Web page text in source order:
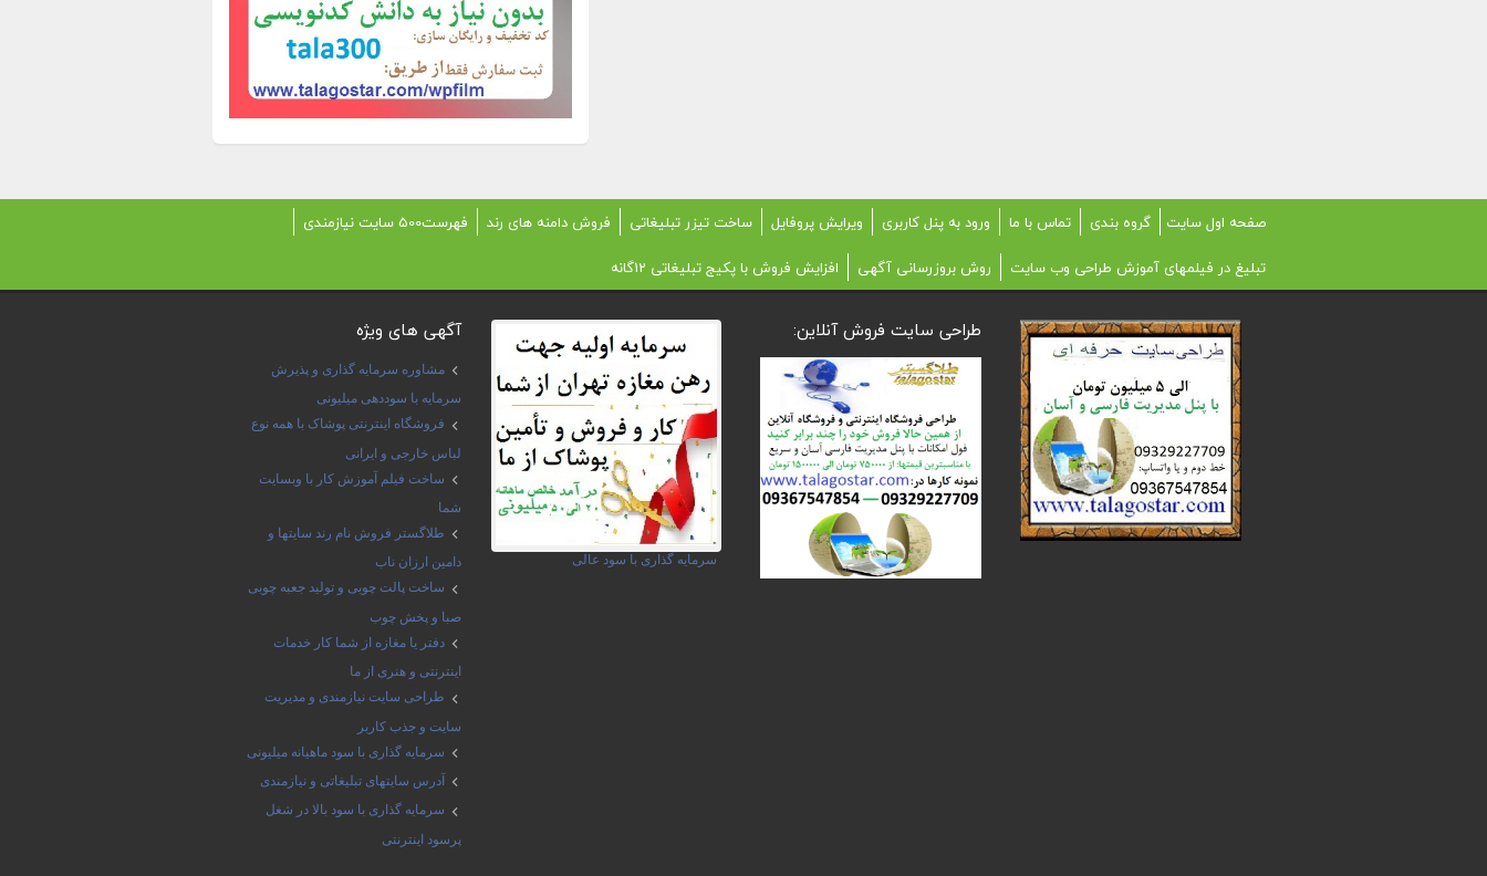
صفحه اول سایت گروه بندی تماس با ما ورود به پنل کاربری ویرایش پروفایل ساخت تیزر تبلیغاتی فروش دامنه های رند
فهرست500 سایت نیازمندی
تبلیغ در فیلمهای آموزش طراحی وب سایت
روش بروزرسانی آگهی افزایش فروش با پکیج تبلیغاتی 12گانه
آگهی های ویژه
مشاوره سرمایه گذاری و پذیرش
سرمایه با سوددهی میلیونی
فروشگاه اینترنتی پوشاک با همه نوع
لباس خارجی و ایرانی
ساخت فیلم آموزش کار با وبسایت
شما
طلاگستر فروش نام رند سایتها و
دامین ارزان ناب
ساخت پالت چوبی و تولید جعبه چوبی
صبا و پخش چوب
دفتر یا مغازه از شما کار خدمات
اینترنتی و هنری از ما
طراحی سایت نیازمندی و مدیریت
سایت و جذب کاربر
سرمایه گذاری با سود ماهیانه میلیونی
آدرس سایتهای تبلیغاتی و نیازمندی
سرمایه گذاری با سود بالا در شغل
پرسود اینترنتی
سرمایه گذاری با سود عالی
طراحی سایت فروش آنلاین: